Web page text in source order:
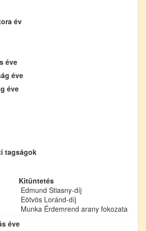
év
éve
éve
éve
tagságok
Kitüntetés
Edmund Stiasny-díj
Eötvös Loránd-díj
Munka Érdemrend arany fokozata
éve